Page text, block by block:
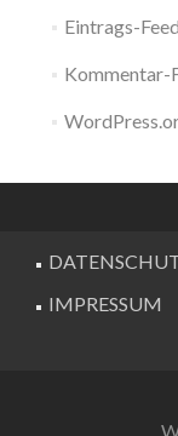
Eintrags-Feed
Kommentar-
IMPRESSUM